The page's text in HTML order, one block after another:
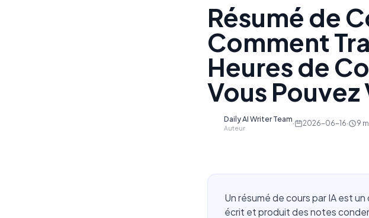
Résumé de
Comment
Heures de
Vous
Daily AI Writer Team
Auteur
· 2026-06-16· 9
Un résumé de cours par IA est
écrit et produit des notes